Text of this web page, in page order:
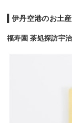
伊丹空港のお土
福寿園 茶処探訪宇